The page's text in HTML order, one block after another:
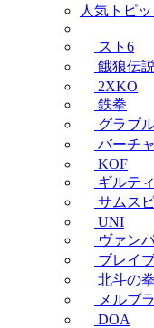
人気トピ
スト6
餓狼伝説
2XKO
鉄拳
グラブ
バーチャ
KOF
ギルテ
サムス
UNI
ヴァン
ブレイ
北斗の拳
メルブラ
DOA